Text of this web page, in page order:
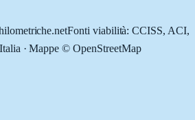
Fonti viabilità: CCISS, ACI,
· Mappe © OpenStreetMap